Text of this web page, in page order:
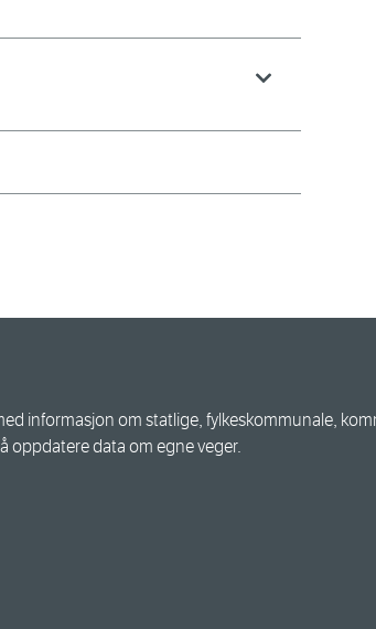
informasjon om statlige, fylkeskommunale,
oppdatere data om egne veger.